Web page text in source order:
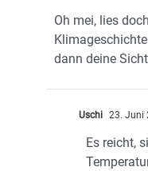
Oh mei, lies
dann deine
Uschi 23. Juni
Es reicht,